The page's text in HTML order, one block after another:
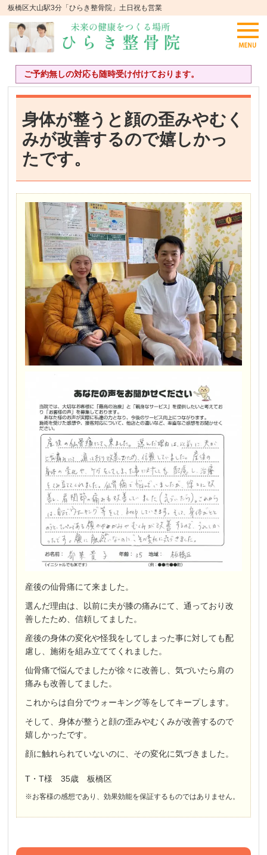
板橋区大山駅3分「ひらき整骨院」土日祝も営業
ご予約無しの対応も随時受け付けております。
身体が整うと顔の歪みやむく
みが改善するので嬉しかっ
たです。
産後の仙骨痛にて来ました。
選んだ理由は、以前に夫が膝の痛みにて、通っており改
善したため、信頼してました。
産後の身体の変化や怪我をしてしまった事に対しても配
慮し、施術を組み立ててくれました。
仙骨痛で悩んでましたが徐々に改善し、気づいたら肩の
痛みも改善してました。
これからは自分でウォーキング等をしてキープします。
そして、身体が整うと顔の歪みやむくみが改善するので
嬉しかったです。
顔に触れられていないのに、その変化に気づきました。
T・T様 35歳 板橋区
※お客様の感想であり、効果効能を保証するものではありません。